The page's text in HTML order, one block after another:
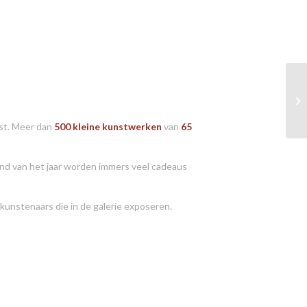
Meer dan 500 kleine kunstwerken van 65
van het jaar worden immers veel cadeaus
die in de galerie exposeren.